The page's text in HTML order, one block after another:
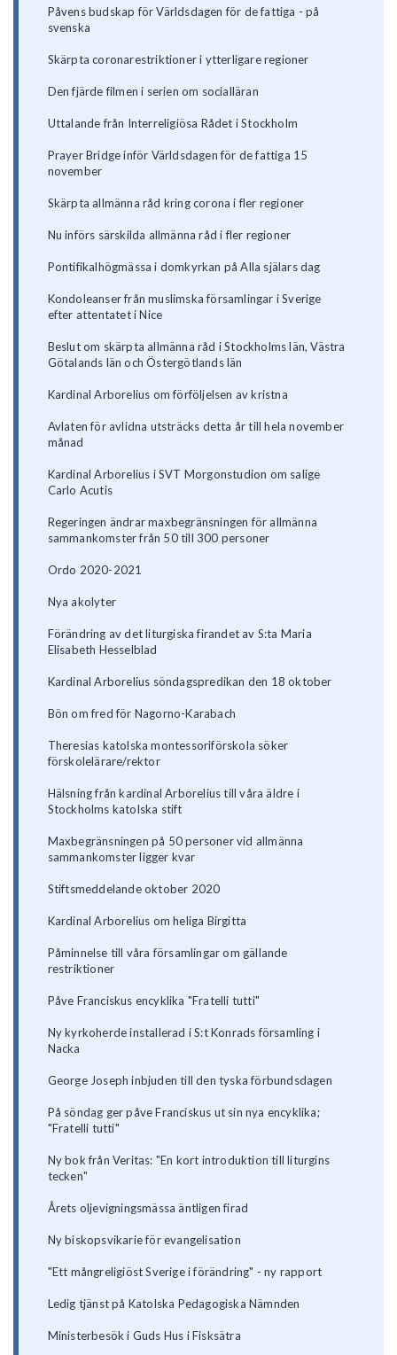
Påvens budskap för Världsdagen för de fattiga - på
svenska
Skärpta coronarestriktioner i ytterligare regioner
Den fjärde filmen i serien om socialläran
Uttalande från Interreligiösa Rådet i Stockholm
Prayer Bridge inför Världsdagen för de fattiga 15
november
Skärpta allmänna råd kring corona i fler regioner
Nu införs särskilda allmänna råd i fler regioner
Pontifikalhögmässa i domkyrkan på Alla själars dag
Kondoleanser från muslimska församlingar i Sverige
efter attentatet i Nice
Beslut om skärpta allmänna råd i Stockholms län, Västra
Götalands län och Östergötlands län
Kardinal Arborelius om förföljelsen av kristna
Avlaten för avlidna utsträcks detta år till hela november
månad
Kardinal Arborelius i SVT Morgonstudion om salige
Carlo Acutis
Regeringen ändrar maxbegränsningen för allmänna
sammankomster från 50 till 300 personer
Ordo 2020-2021
Nya akolyter
Förändring av det liturgiska firandet av S:ta Maria
Elisabeth Hesselblad
Kardinal Arborelius söndagspredikan den 18 oktober
Bön om fred för Nagorno-Karabach
Theresias katolska montessoriförskola söker
förskolelärare/rektor
Hälsning från kardinal Arborelius till våra äldre i
Stockholms katolska stift
Maxbegränsningen på 50 personer vid allmänna
sammankomster ligger kvar
Stiftsmeddelande oktober 2020
Kardinal Arborelius om heliga Birgitta
Påminnelse till våra församlingar om gällande
restriktioner
Påve Franciskus encyklika "Fratelli tutti"
Ny kyrkoherde installerad i S:t Konrads församling i
Nacka
George Joseph inbjuden till den tyska förbundsdagen
På söndag ger påve Franciskus ut sin nya encyklika;
"Fratelli tutti"
Ny bok från Veritas: "En kort introduktion till liturgins
tecken"
Årets oljevigningsmässa äntligen firad
Ny biskopsvikarie för evangelisation
"Ett mångreligiöst Sverige i förändring" - ny rapport
Ledig tjänst på Katolska Pedagogiska Nämnden
Ministerbesök i Guds Hus i Fisksätra